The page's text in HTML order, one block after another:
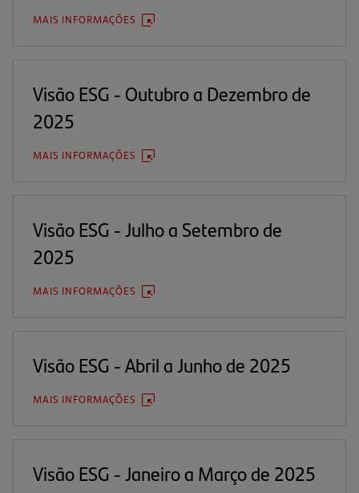
MAIS INFORMAÇÕES (ABRE
Visão ESG - Outubro a Dezembro de
2025
MAIS INFORMAÇÕES (ABRE
Visão ESG - Julho a Setembro de
2025
MAIS INFORMAÇÕES (ABRE
Visão ESG - Abril a Junho de 2025
MAIS INFORMAÇÕES (ABRE
Visão ESG - Janeiro a Março de 2025